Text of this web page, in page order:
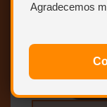
Agradecemos